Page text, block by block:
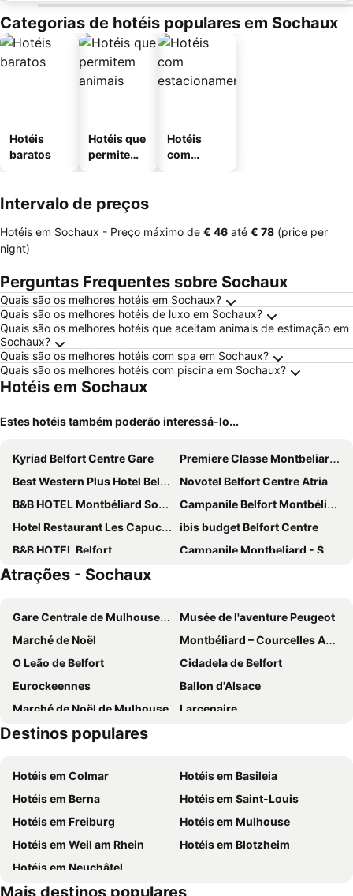
Categorias de hotéis populares em Sochaux
Hotéis
baratos
Hotéis que
permitem
Hotéis
com
Intervalo de preços
Hotéis em Sochaux - Preço máximo de ‎€ 46 até ‎€ 78 (price per
night)
Perguntas Frequentes sobre Sochaux
Quais são os melhores hotéis em Sochaux?
Quais são os melhores hotéis de luxo em Sochaux?
Quais são os melhores hotéis que aceitam animais de estimação em
Sochaux?
Quais são os melhores hotéis com spa em Sochaux?
Quais são os melhores hotéis com piscina em Sochaux?
Hotéis em Sochaux
Estes hotéis também poderão interessá-lo...
Kyriad Belfort Centre Gare
Premiere Classe Montbeliard - Sochaux
Best Western Plus Hotel Belfort Centre Gare
Novotel Belfort Centre Atria
B&B HOTEL Montbéliard Sochaux
Campanile Belfort Montbéliard - Gare La Jonxion.
Hotel Restaurant Les Capucins
ibis budget Belfort Centre
B&B HOTEL Belfort
Campanile Montbeliard - Sochaux
Kyriad Montbeliard Sochaux
Val Hôtel Montbéliard Sud
ibis Styles Belfort Centre
Mercure Belfort Centre
Atrações - Sochaux
Gare Centrale de Mulhouse-Ville
Musée de l'aventure Peugeot
Marché de Noël
Montbéliard – Courcelles Aerodrome
O Leão de Belfort
Cidadela de Belfort
Eurockeennes
Ballon d'Alsace
Marché de Noël de Mulhouse
Larcenaire
Le Globe
Destinos populares
Hotéis em Colmar
Hotéis em Basileia
Hotéis em Berna
Hotéis em Saint-Louis
Hotéis em Freiburg
Hotéis em Mulhouse
Hotéis em Weil am Rhein
Hotéis em Blotzheim
Hotéis em Neuchâtel
Mais destinos populares